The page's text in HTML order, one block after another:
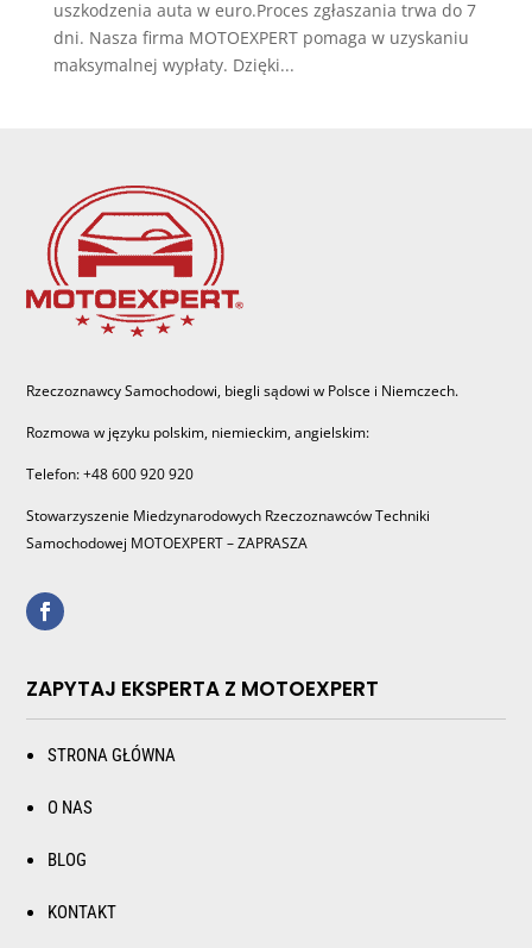
uszkodzenia auta w euro.Proces zgłaszania trwa do 7
dni. Nasza firma MOTOEXPERT pomaga w uzyskaniu
maksymalnej wypłaty. Dzięki...
Rzeczoznawcy Samochodowi, biegli sądowi w Polsce i Niemczech.
Rozmowa w języku polskim, niemieckim, angielskim:
Telefon: +48 600 920 920
Stowarzyszenie Miedzynarodowych Rzeczoznawców Techniki
Samochodowej MOTOEXPERT – ZAPRASZA
ZAPYTAJ EKSPERTA Z MOTOEXPERT
STRONA GŁÓWNA
O NAS
BLOG
KONTAKT